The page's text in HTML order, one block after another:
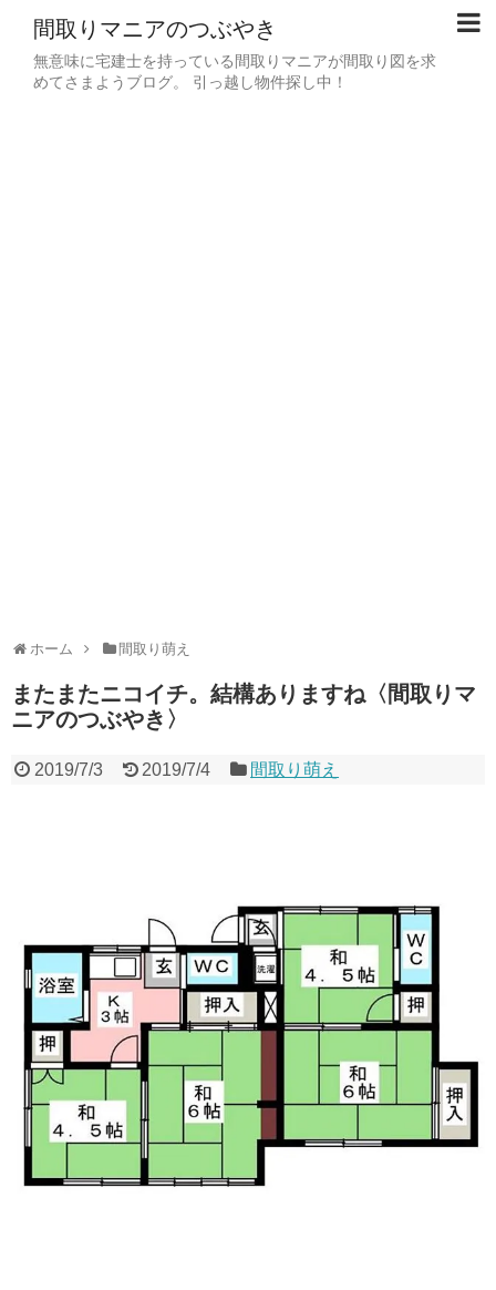
間取りマニアのつぶやき
無意味に宅建士を持っている間取りマニアが間取り図を求
めてさまようブログ。 引っ越し物件探し中！
ホーム 間取り萌え
またまたニコイチ。結構ありますね〈間取りマ
ニアのつぶやき〉
2019/7/3 2019/7/4 間取り萌え